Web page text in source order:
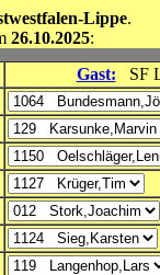
Lippe.
26.10.2025:
Gast:
SF